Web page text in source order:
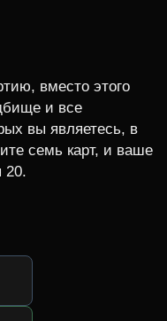
вместо этого
и все
вы являетесь, в
семь карт, и ваше
20.